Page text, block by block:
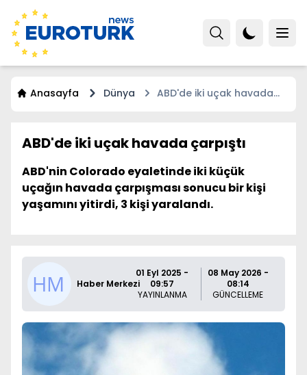
Anasayfa Dünya
ABD'de iki uçak havada
ABD'de iki uçak havada çarpıştı
ABD'nin Colorado eyaletinde iki küçük
uçağın havada çarpışması sonucu bir kişi
yaşamını yitirdi, 3 kişi yaralandı.
Haber Merkezi
01 Eyl 2025 -
09:57
YAYINLANMA
08 May 2026 -
08:14
GÜNCELLEME